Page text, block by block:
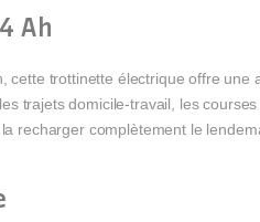
Ah
cette trottinette électrique offre
trajets domicile-travail, les
recharger complètement le